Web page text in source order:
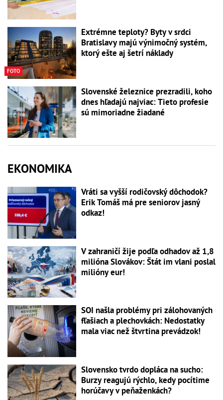
FOTO
Extrémne teploty? Byty v srdci
Bratislavy majú výnimočný systém,
ktorý ešte aj šetrí náklady
Slovenské železnice prezradili, koho
dnes hľadajú najviac: Tieto profesie
sú mimoriadne žiadané
EKONOMIKA
Vráti sa vyšší rodičovský dôchodok?
Erik Tomáš má pre seniorov jasný
odkaz!
V zahraničí žije podľa odhadov až 1,8
milióna Slovákov: Štát im vlani poslal
milióny eur!
SOI našla problémy pri zálohovaných
fľašiach a plechovkách: Nedostatky
mala viac než štvrtina prevádzok!
Slovensko tvrdo dopláca na sucho:
Burzy reagujú rýchlo, kedy pocítime
horúčavy v peňaženkách?